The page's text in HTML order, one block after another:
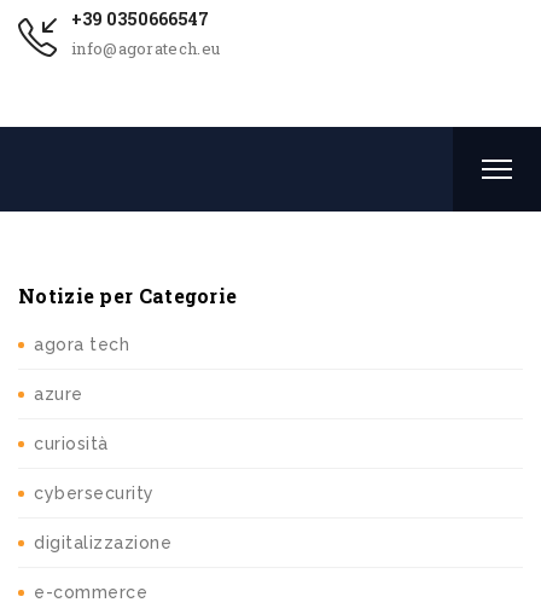
+39 0350666547
info@agoratech.eu
Notizie per Categorie
agora tech
azure
curiosità
cybersecurity
digitalizzazione
e-commerce